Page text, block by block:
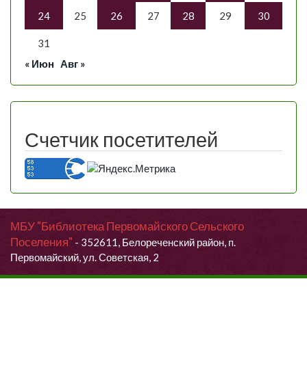
24 25 26 27 28 29 30
31
« Июн Авг »
Счетчик посетителей
МБУ "Библиотека Первомайского Сельского
Поселения" - 352611, Белореченский район, п.
Первомайский, ул. Советская, 2